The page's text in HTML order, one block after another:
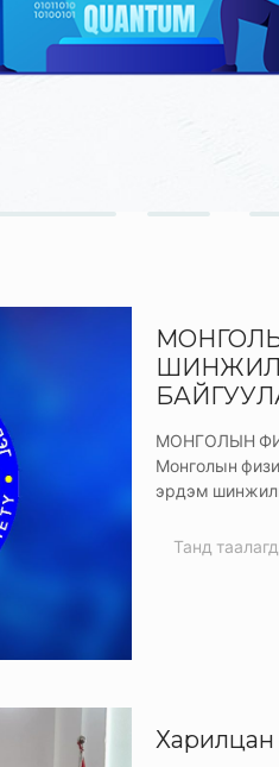
МОНГОЛЫН
Монголын
эрдэм
Танд
Харилцан